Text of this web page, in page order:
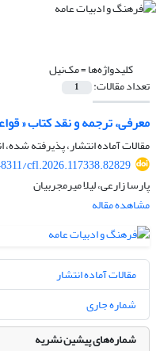
کلیدواژه‌ها =مک‌نیل
تعداد مقالات: 1
معرفی، ترجمه و نقد کتاب «
مقالات آماده انتشار، پذیرفته شده،
cfl.2026.117338.82829
پارسا زارعی، لیلا میرمجربیان
مشاهده مقاله
مقالات آماده انتشار
شماره جاری
شماره‌های پیشین نشریه